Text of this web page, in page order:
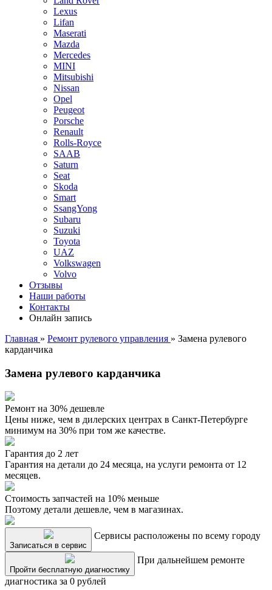
Lexus
Lifan
Maserati
Mazda
Mercedes
MINI
Mitsubishi
Nissan
Opel
Peugeot
Porsche
Renault
Rolls-Royce
SAAB
Saturn
Seat
Skoda
Smart
SsangYong
Subaru
Suzuki
Toyota
UAZ
Volkswagen
Volvo
Отзывы
Наши работы
Контакты
Онлайн запись
Главная » Ремонт рулевого управления » Замена рулевого
карданчика
Замена рулевого карданчика
Ремонт на 30% дешевле
Цены ниже, чем в дилерских центрах в Санкт-Петербурге
минимум на 30% при том же качестве.
Гарантия до 2 лет
Гарантия на детали до 24 месяца, на услуги ремонта от 12
месяцев.
Стоимость запчастей на 10% меньше
Поэтому детали дешевле, чем в магазинах.
Записаться в сервис
Сервисы расположены по всему городу
Пройти бесплатную диагностику
При дальнейшем ремонте
диагностика за 0 рублей